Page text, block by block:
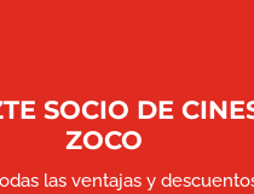
SOCIO DE
ZOCO
las ventajas y